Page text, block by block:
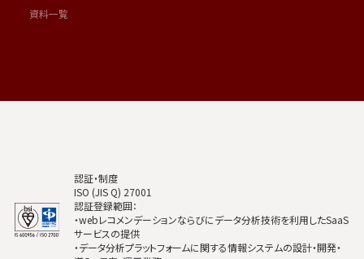
資料一覧
認証・制度
ISO (JIS Q) 27001
認証登録範囲：
・webレコメンデーションならびにデータ分析技術を利用したSaaS
サービスの提供
・データ分析プラットフォームに関する情報システムの設計・開発・